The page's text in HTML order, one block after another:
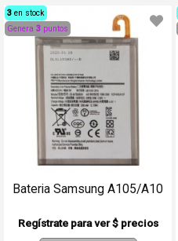
3 en stock
Genera 3 puntos
Bateria Samsung A105/A10
Regístrate para ver $ precios